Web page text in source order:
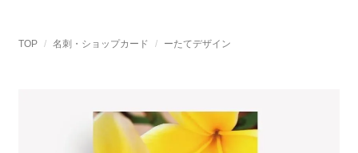
TOP 名刺・ショップカード ーたてデザイン